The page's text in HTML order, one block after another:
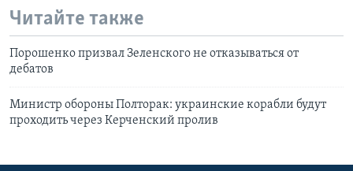
Читайте также
Порошенко призвал Зеленского не отказываться от
дебатов
Министр обороны Полторак: украинские корабли будут
проходить через Керченский пролив